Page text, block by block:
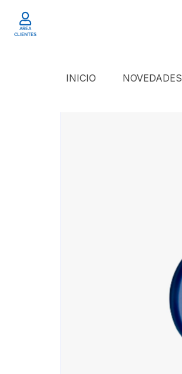
AREA
CLIENTES
INICIO NOVEDADES